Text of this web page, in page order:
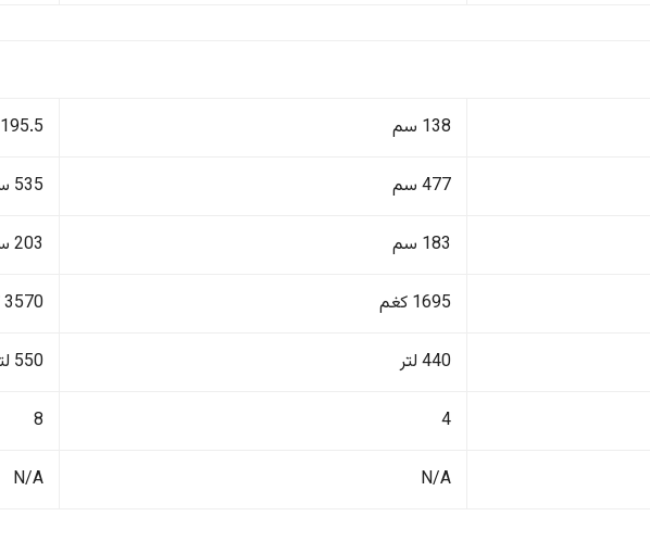
138 سم 195.5 سم
477 سم 535 سم
183 سم 203 سم
1695 كغم 3570 كغم
440 لتر 550 لتر
4
8
N/A
N/A